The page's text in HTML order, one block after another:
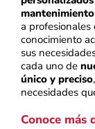
a profesionales
conocimiento
sus
cada uno de
único y preciso
necesidades
Conoce más